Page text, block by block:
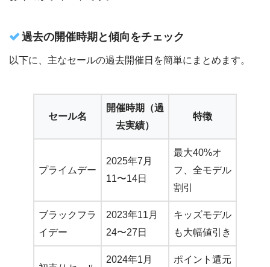
過去の開催時期と傾向をチェック
以下に、主なセールの過去開催日を簡単にまとめます。
セール名
開催時期（過
去実績）
特徴
プライムデー
2025年7月
11〜14日
最大40%オ
フ、全モデル
割引
ブラックフラ
イデー
2023年11月
24〜27日
キッズモデル
も大幅値引き
2024年1月
ポイント還元